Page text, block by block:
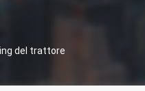
del trattore